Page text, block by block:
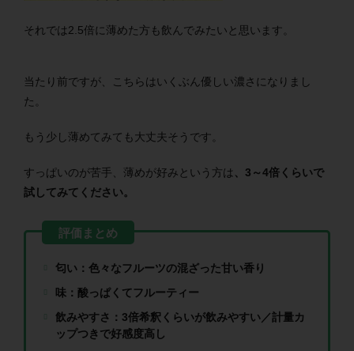
それでは2.5倍に薄めた方も飲んでみたいと思います。
当たり前ですが、こちらはいくぶん優しい濃さになりまし
た。
もう少し薄めてみても大丈夫そうです。
すっぱいのが苦手、薄めが好みという方は
、3～4倍くらいで
試してみてください。
匂い：色々なフルーツの混ざった甘い香り
味：酸っぱくてフルーティー
飲みやすさ：3倍希釈くらいが飲みやすい／計量カ
ップつきで好感度高し